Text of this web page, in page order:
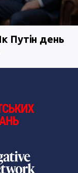
Путін день